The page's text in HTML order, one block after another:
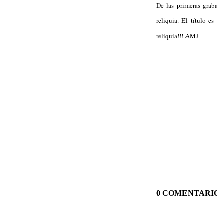
De las primeras
reliquia. El título es
reliquia!!! AMJ
0